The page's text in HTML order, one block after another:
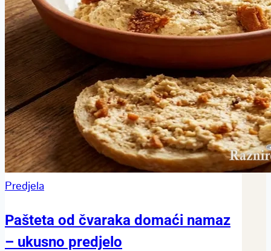
Predjela
Pašteta od čvaraka domaći namaz
– ukusno predjelo